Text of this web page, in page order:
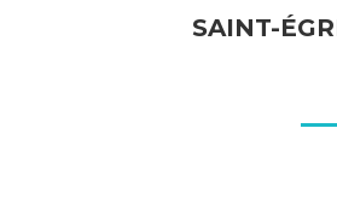
SAINT-